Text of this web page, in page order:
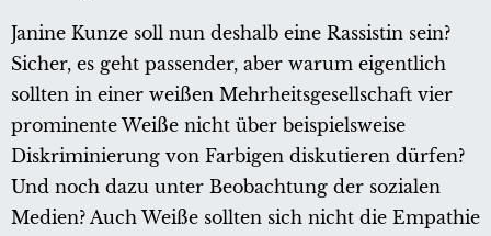
Janine Kunze soll nun deshalb eine Rassistin sein?
Sicher, es geht passender, aber warum eigentlich
sollten in einer weißen Mehrheitsgesellschaft vier
prominente Weiße nicht über beispielsweise
Diskriminierung von Farbigen diskutieren dürfen?
Und noch dazu unter Beobachtung der sozialen
Medien? Auch Weiße sollten sich nicht die Empathie